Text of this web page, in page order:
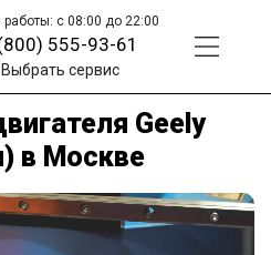
работы: с 08:00 до 22:00
555-93-61
Выбрать сервис
Geely
в Москве